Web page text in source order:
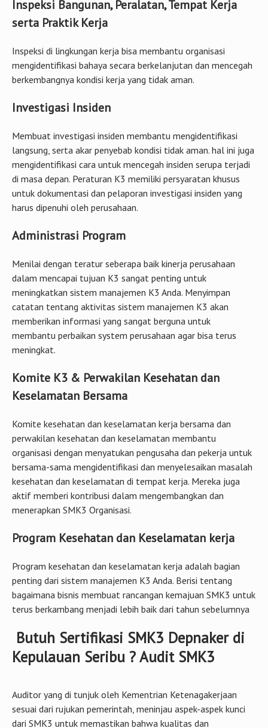
Inspeksi di lingkungan kerja bisa membantu organisasi
mengidentifikasi bahaya secara berkelanjutan dan mencegah
Investigasi Insiden
langsung, serta akar penyebab kondisi tidak aman. hal ini juga
di masa depan. Peraturan K3 memiliki persyaratan khusus
untuk dokumentasi dan pelaporan investigasi insiden yang
harus dipenuhi oleh perusahaan.
Administrasi Program
dalam mencapai tujuan K3 sangat penting untuk
catatan tentang aktivitas sistem manajemen K3 akan
memberikan informasi yang sangat berguna untuk
membantu perbaikan system perusahaan agar bisa terus
meningkat.
Komite K3 & Perwakilan Kesehatan dan
Keselamatan Bersama
Komite kesehatan dan keselamatan kerja bersama dan
perwakilan kesehatan dan keselamatan membantu
bersama-sama mengidentifikasi dan menyelesaikan masalah
kesehatan dan keselamatan di tempat kerja. Mereka juga
aktif memberi kontribusi dalam mengembangkan dan
menerapkan SMK3 Organisasi.
Program Kesehatan dan Keselamatan kerja
penting dari sistem manajemen K3 Anda. Berisi tentang
terus berkambang menjadi lebih baik dari tahun sebelumnya
Butuh Sertifikasi SMK3 Depnaker di
Kepulauan Seribu ? Audit SMK3
Auditor yang di tunjuk oleh Kementrian Ketenagakerjaan
sesuai dari rujukan pemerintah, meninjau aspek-aspek kunci
efektivitasnya memenuhi harapan standar dan pedoman
program audit K3. Ini membantu menjaga kredibilitas dan
nilai Butuh Sertifikasi SMK3 Depnaker di Kepulauan Seribu ?